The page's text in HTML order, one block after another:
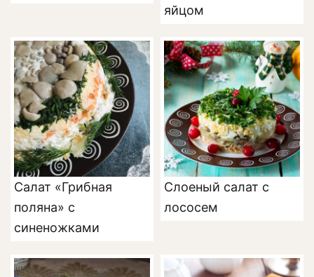
яйцом
Салат «Грибная
поляна» с
синеножками
Слоеный салат с
лососем